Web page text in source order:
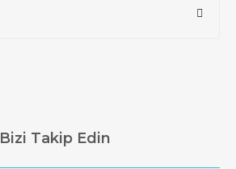
Bizi Takip Edin